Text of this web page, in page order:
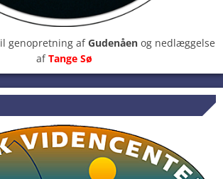
genopretning afGudenåen og nedlæggelse
afTange Sø